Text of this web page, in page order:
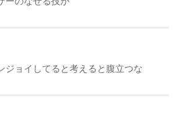
ジョイしてると考えると腹立つな